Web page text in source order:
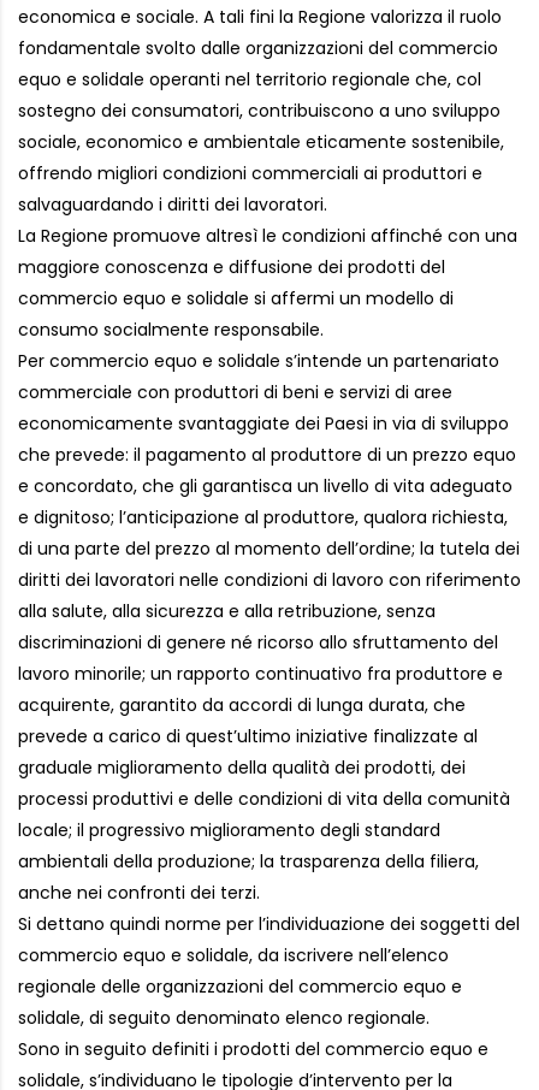
economica e sociale. A tali fini la Regione valorizza il ruolo
fondamentale svolto dalle organizzazioni del commercio
equo e solidale operanti nel territorio regionale che, col
sostegno dei consumatori, contribuiscono a uno sviluppo
sociale, economico e ambientale eticamente sostenibile,
offrendo migliori condizioni commerciali ai produttori e
salvaguardando i diritti dei lavoratori.
La Regione promuove altresì le condizioni affinché con una
maggiore conoscenza e diffusione dei prodotti del
commercio equo e solidale si affermi un modello di
consumo socialmente responsabile.
Per commercio equo e solidale s’intende un partenariato
commerciale con produttori di beni e servizi di aree
economicamente svantaggiate dei Paesi in via di sviluppo
che prevede: il pagamento al produttore di un prezzo equo
e concordato, che gli garantisca un livello di vita adeguato
e dignitoso; l’anticipazione al produttore, qualora richiesta,
di una parte del prezzo al momento dell’ordine; la tutela dei
diritti dei lavoratori nelle condizioni di lavoro con riferimento
alla salute, alla sicurezza e alla retribuzione, senza
discriminazioni di genere né ricorso allo sfruttamento del
lavoro minorile; un rapporto continuativo fra produttore e
acquirente, garantito da accordi di lunga durata, che
prevede a carico di quest’ultimo iniziative finalizzate al
graduale miglioramento della qualità dei prodotti, dei
processi produttivi e delle condizioni di vita della comunità
locale; il progressivo miglioramento degli standard
ambientali della produzione; la trasparenza della filiera,
anche nei confronti dei terzi.
Si dettano quindi norme per l’individuazione dei soggetti del
commercio equo e solidale, da iscrivere nell’elenco
regionale delle organizzazioni del commercio equo e
solidale, di seguito denominato elenco regionale.
Sono in seguito definiti i prodotti del commercio equo e
solidale, s’individuano le tipologie d’intervento per la